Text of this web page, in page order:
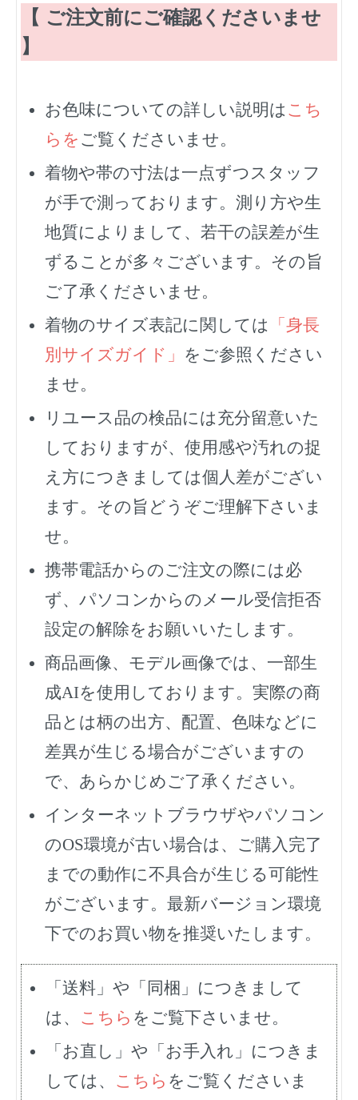
【 ご注文前にご確認くださいませ
】
お色味についての詳しい説明は こち
らを ご覧くださいませ。
着物や帯の寸法は一点ずつスタッフ
が手で測っております。測り方や生
地質によりまして、若干の誤差が生
ずることが多々ございます。その旨
ご了承くださいませ。
着物のサイズ表記に関しては
「身長
別サイズガイド」 をご参照ください
ませ。
リユース品の検品には充分留意いた
しておりますが、使用感や汚れの捉
え方につきましては個人差がござい
ます。その旨どうぞご理解下さいま
せ。
携帯電話からのご注文の際には必
ず、 パソコンからのメール受信拒否
設定の解除をお願いいたします。
商品画像、モデル画像では、一部生
成AIを使用しております。実際の商
品とは柄の出方、配置、色味などに
差異が生じる場合がございますの
で、あらかじめご了承ください。
インターネットブラウザやパソコン
のOS環境が古い場合は、ご購入完了
までの動作に不具合が生じる可能性
がございます。最新バージョン環境
下でのお買い物を推奨いたします。
「送料」や「同梱」につきまして
は、 こちら をご覧下さいませ。
「お直し」や「お手入れ」につきま
しては、 こちら をご覧くださいま